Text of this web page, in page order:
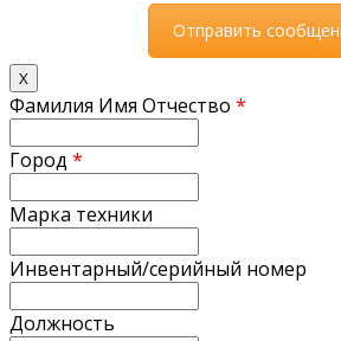
X
Фамилия Имя Отчество *
Город *
Марка техники
Инвентарный/серийный номер
Должность